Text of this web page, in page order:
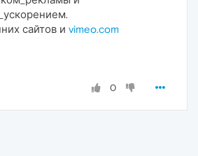
сайтов и vimeo.com
0